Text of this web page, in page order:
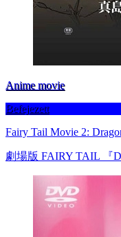
Anime movie
Befejezett
Fairy Tail Movie 2:
劇場版 FAIRY TAIL 『